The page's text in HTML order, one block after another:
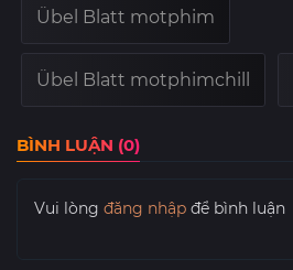
Übel Blatt motphim
Übel Blatt motphimchill
BÌNH LUẬN (0)
Vui lòng đăng nhập để bình luận